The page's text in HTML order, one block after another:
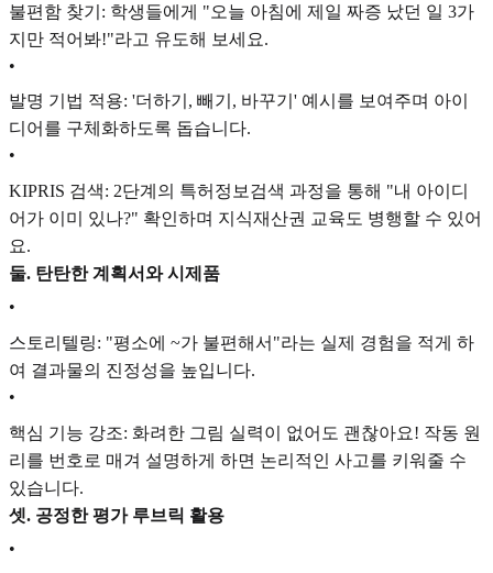
불편함 찾기: 학생들에게 "오늘 아침에 제일 짜증 났던 일 3가
지만 적어봐!"라고 유도해 보세요.
•
발명 기법 적용: '더하기, 빼기, 바꾸기' 예시를 보여주며 아이
디어를 구체화하도록 돕습니다.
•
KIPRIS 검색: 2단계의 특허정보검색 과정을 통해 "내 아이디
어가 이미 있나?" 확인하며 지식재산권 교육도 병행할 수 있어
요.
둘. 탄탄한 계획서와 시제품
•
스토리텔링: "평소에 ~가 불편해서"라는 실제 경험을 적게 하
여 결과물의 진정성을 높입니다.
•
핵심 기능 강조: 화려한 그림 실력이 없어도 괜찮아요! 작동 원
리를 번호로 매겨 설명하게 하면 논리적인 사고를 키워줄 수
있습니다.
셋. 공정한 평가 루브릭 활용
•